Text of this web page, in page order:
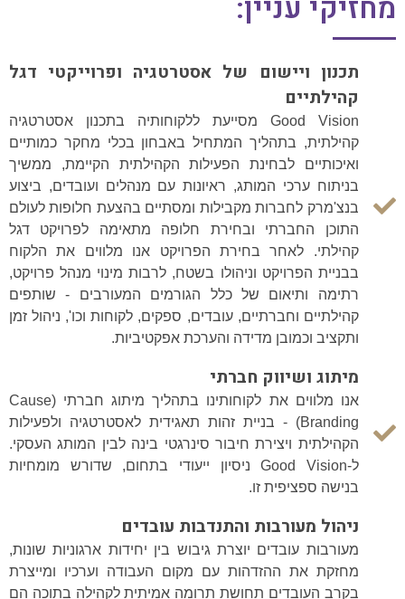
מחזיקי עניין:
תכנון ויישום של אסטרטגיה ופרוייקטי דגל
קהילתיים
Good Vision מסייעת ללקוחותיה בתכנון אסטרטגיה
קהילתית, בתהליך המתחיל באבחון בכלי מחקר כמותיים
ואיכותיים לבחינת הפעילות הקהילתית הקיימת, ממשיך
בניתוח ערכי המותג, ראיונות עם מנהלים ועובדים, ביצוע
בנצ'מרק לחברות מקבילות ומסתיים בהצעת חלופות לעולם
התוכן החברתי ובחירת חלופה מתאימה לפרויקט דגל
קהילתי. לאחר בחירת הפרויקט אנו מלווים את הלקוח
בבניית הפרויקט וניהולו בשטח, לרבות מינוי מנהל פרויקט,
רתימה ותיאום של כלל הגורמים המעורבים - שותפים
קהילתיים וחברתיים, עובדים, ספקים, לקוחות וכו', ניהול זמן
ותקציב וכמובן מדידה והערכת אפקטיביות.
מיתוג ושיווק חברתי
אנו מלווים את לקוחותינו בתהליך מיתוג חברתי (Cause
Branding) - בניית זהות תאגידית לאסטרטגיה ולפעילות
הקהילתית ויצירת חיבור סינרגטי בינה לבין המותג העסקי.
ל-Good Vision ניסיון ייעודי בתחום, שדורש מומחיות
בנישה ספציפית זו.
ניהול מעורבות והתנדבות עובדים
מעורבות עובדים יוצרת גיבוש בין יחידות ארגוניות שונות,
מחזקת את ההזדהות עם מקום העבודה וערכיו ומייצרת
בקרב העובדים תחושת תרומה אמיתית לקהילה בתוכה הם